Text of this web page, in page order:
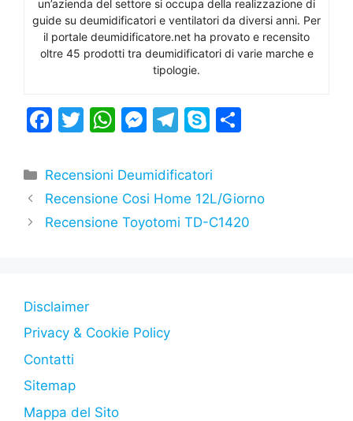
un’azienda del settore si occupa della realizzazione di
guide su deumidificatori e ventilatori da diversi anni. Per
il portale deumidificatore.net ha provato e recensito
oltre 45 prodotti tra deumidificatori di varie marche e
tipologie.
F
c
e
b
k
T
itt
er
W
at
s
A
M
s
s
e
T
e
gr
a
S
y
p
e
di
vi
Categorie
Recensioni Deumidificatori
Recensione Cosi Home 12L/Giorno
Recensione Toyotomi TD-C1420
Disclaimer
Privacy & Cookie Policy
Contatti
Sitemap
Mappa del Sito